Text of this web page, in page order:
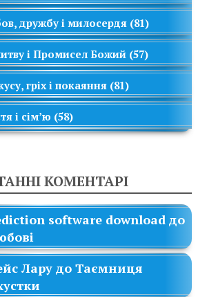
дружбу і милосердя (81)
і Промисел Божий (57)
гріх і покаяння (81)
і сім’ю (58)
КОМЕНТАРІ
software download до
Лару доТаємниця